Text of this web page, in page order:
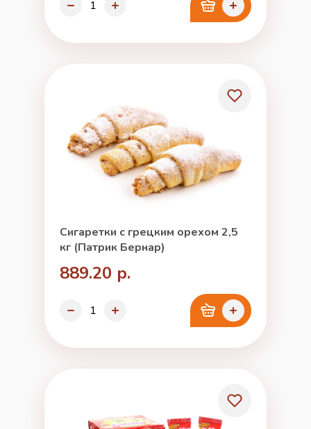
Сигаретки с грецким орехом 2,5
кг (Патрик Бернар)
889.20 р.